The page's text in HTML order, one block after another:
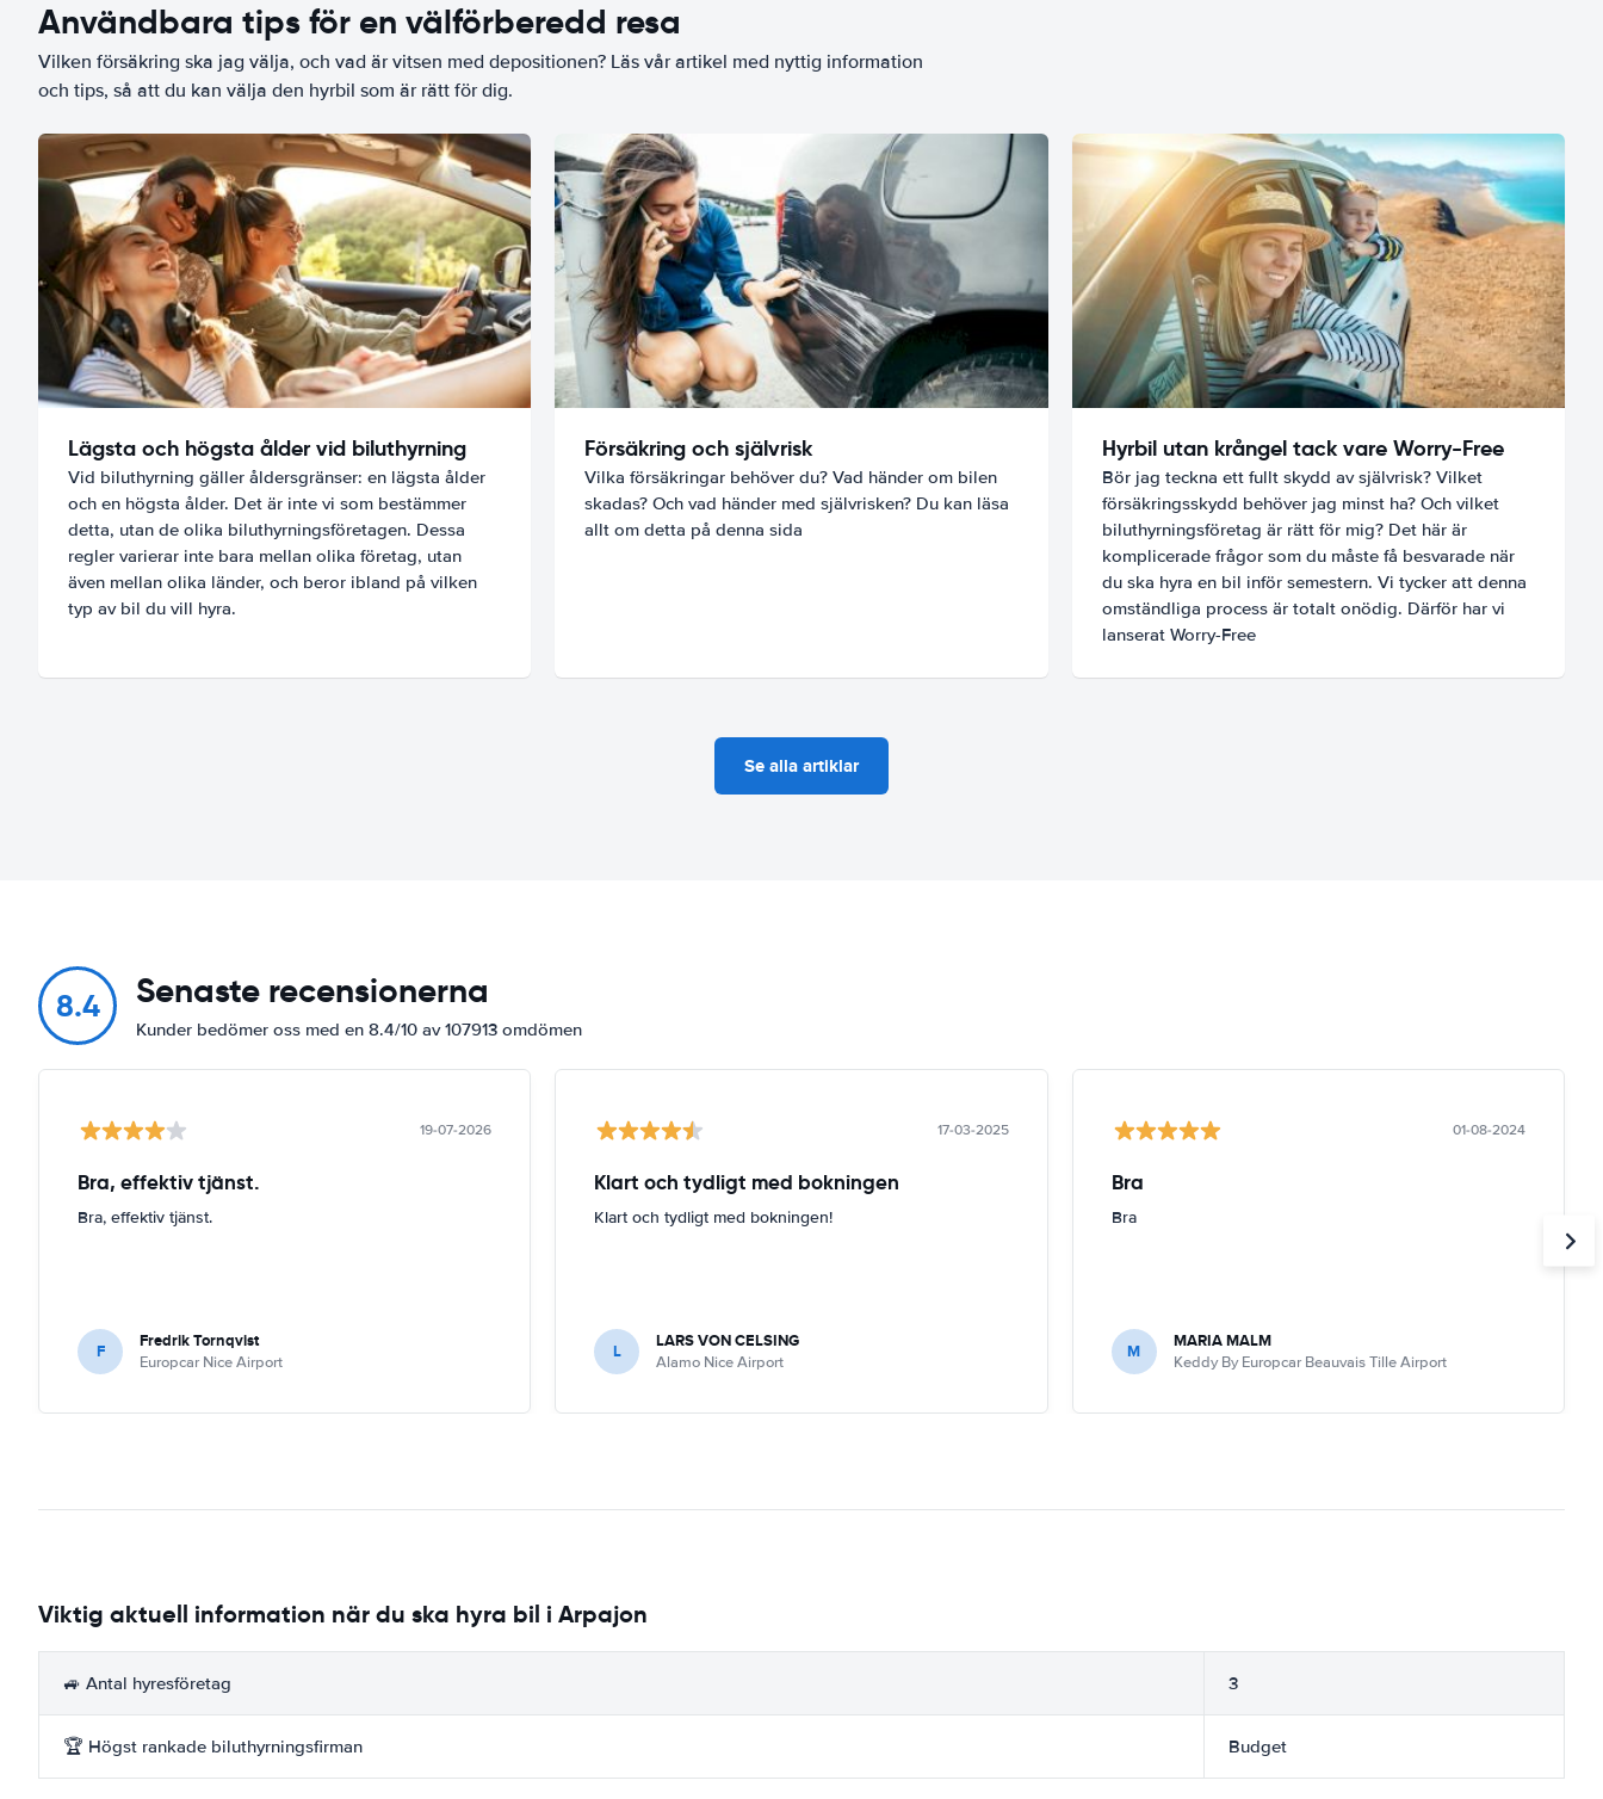
Användbara tips för en välförberedd resa
Vilken försäkring ska jag välja, och vad är vitsen med depositionen? Läs vår artikel med nyttig information
och tips, så att du kan välja den hyrbil som är rätt för dig.
Lägsta och högsta ålder vid biluthyrning
Vid biluthyrning gäller åldersgränser: en lägsta ålder
och en högsta ålder. Det är inte vi som bestämmer
detta, utan de olika biluthyrningsföretagen. Dessa
regler varierar inte bara mellan olika företag, utan
även mellan olika länder, och beror ibland på vilken
typ av bil du vill hyra.
Försäkring och självrisk
Vilka försäkringar behöver du? Vad händer om bilen
skadas? Och vad händer med självrisken? Du kan läsa
allt om detta på denna sida
Hyrbil utan krångel tack vare Worry-Free
Bör jag teckna ett fullt skydd av självrisk? Vilket
försäkringsskydd behöver jag minst ha? Och vilket
biluthyrningsföretag är rätt för mig? Det här är
komplicerade frågor som du måste få besvarade när
du ska hyra en bil inför semestern. Vi tycker att denna
omständliga process är totalt onödig. Därför har vi
lanserat Worry-Free
Se alla artiklar
8.4 Senaste recensionerna
Kunder bedömer oss med en 8.4/10 av 107913 omdömen
19-07-2026
Bra, effektiv tjänst.
Bra, effektiv tjänst.
F Fredrik Tornqvist
Europcar Nice Airport
17-03-2025
Klart och tydligt med bokningen
Klart och tydligt med bokningen!
L LARS VON CELSING
Alamo Nice Airport
01-08-2024
Bra
Bra
M MARIA MALM
Keddy By Europcar Beauvais Tille Airport
Viktig aktuell information när du ska hyra bil i Arpajon
🚙 Antal hyresföretag 3
🏆 Högst rankade biluthyrningsfirman Budget